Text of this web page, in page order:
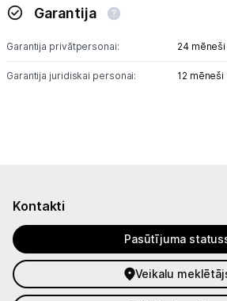
Garantija
Garantija privātpersonai: 24 mēneši
Garantija juridiskai personai: 12 mēneši
Kontakti
Pasūtījuma
Veikalu